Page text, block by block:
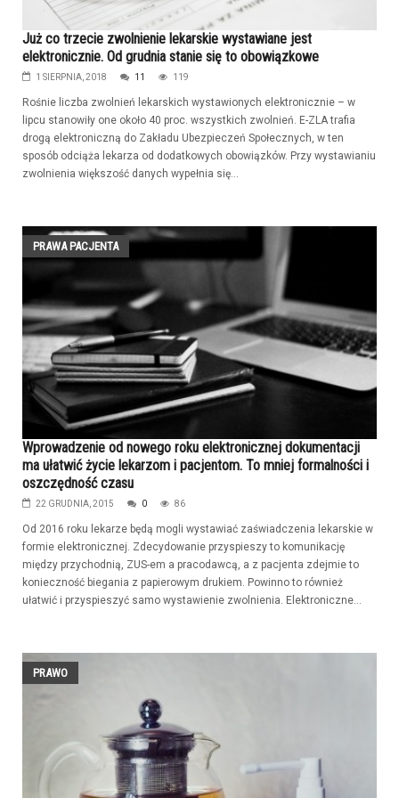
Już co trzecie zwolnienie lekarskie wystawiane jest
elektronicznie. Od grudnia stanie się to obowiązkowe
1 SIERPNIA, 2018 11 119
Rośnie liczba zwolnień lekarskich wystawionych elektronicznie – w
lipcu stanowiły one około 40 proc. wszystkich zwolnień. E-ZLA trafia
drogą elektroniczną do Zakładu Ubezpieczeń Społecznych, w ten
sposób odciąża lekarza od dodatkowych obowiązków. Przy wystawianiu
zwolnienia większość danych wypełnia się...
PRAWA PACJENTA
Wprowadzenie od nowego roku elektronicznej dokumentacji
ma ułatwić życie lekarzom i pacjentom. To mniej formalności i
oszczędność czasu
22 GRUDNIA, 2015 0 86
Od 2016 roku lekarze będą mogli wystawiać zaświadczenia lekarskie w
formie elektronicznej. Zdecydowanie przyspieszy to komunikację
między przychodnią, ZUS-em a pracodawcą, a z pacjenta zdejmie to
konieczność biegania z papierowym drukiem. Powinno to również
ułatwić i przyspieszyć samo wystawienie zwolnienia. Elektroniczne...
PRAWO